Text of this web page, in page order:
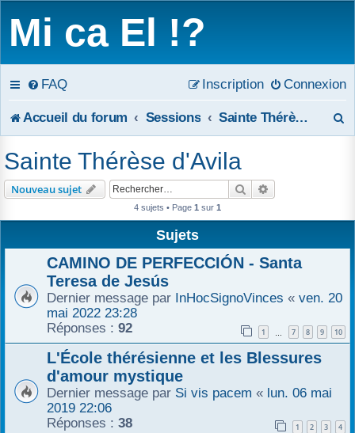
Mi ca El !?
FAQ Connexion
Inscription
Accueil du forum Sessions Sainte Thérèse d'Avila
e
Sainte Thérèse d'Avila
Nouveau sujet Rechercher
4 sujets • Page 1 sur 1
Sujets
CAMINO DE PERFECCIÓN - Santa
Teresa de Jesús
Dernier message par InHocSignoVinces « ven. 20
mai 2022 23:28
Réponses : 92 1 … 7 8 9 10
L'École thérésienne et les Blessures
d'amour mystique
Dernier message par Si vis pacem « lun. 06 mai
2019 22:06
Réponses : 38 1 2 3 4